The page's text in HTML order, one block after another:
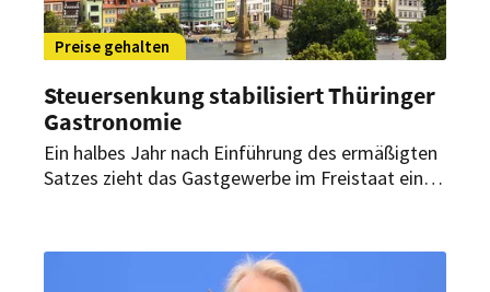
Preise gehalten
Steuersenkung stabilisiert Thüringer
Gastronomie
Ein halbes Jahr nach Einführung des ermäßigten
Satzes zieht das Gastgewerbe im Freistaat eine
bewahren.